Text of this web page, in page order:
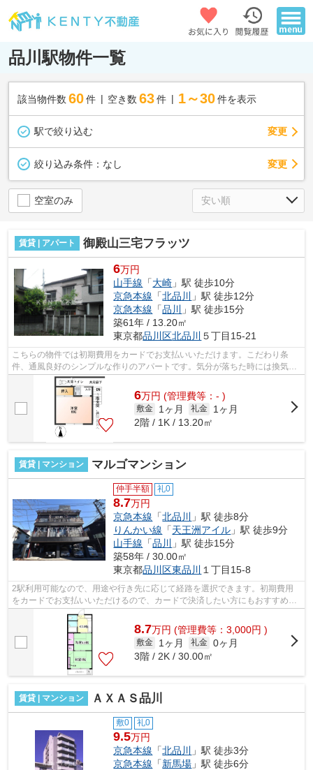
品川駅物件一覧
該当物件数 60件 空き数 63 件 1～30 件を表示
駅で絞り込む 変更
絞り込み条件： なし 変更
空室のみ
賃貸 | アパート 御殿山三宅フラッツ
6万円
山手線 「大崎 」駅 徒歩10分
京急本線 「北品川
」駅 徒歩12分
京急本線 「品川
」駅 徒歩15分
築61年 / 13.20㎡
東京都品川区北品川 ５丁目15-21
こちらの物件では初期費用をカードでお支払いいただけます。こだわり条
件、通風良好のシンプルな作りのアパートです。気分が落ちた時には換気で
リフレッシュしましょう。徒歩10分に駅...
6万円 (管理費等：- )
敷金 1ヶ月 礼金
1ヶ月
2階 / 1K / 13.20㎡
賃貸 | マンション マルゴマンション
仲手半額 礼0
8.7万円
京急本線 「北品川
」駅 徒歩8分
りんかい線 「天王洲アイル 」駅 徒歩9分
山手線 「品川
」駅 徒歩15分
築58年 / 30.00㎡
東京都品川区東品川 １丁目15-8
2駅利用可能なので、用途や行き先に応じて経路を選択できます。初期費用
をカードでお支払いいただけるので、カードで決済したい方にもおすすめで
す。造りとデザインに関して、自信をも...
8.7万円 (管理費等：3,000円 )
敷金 1ヶ月 礼金 0ヶ月
3階 / 2K / 30.00㎡
賃貸 | マンション ＡＸＡＳ品川
敷0 礼0
9.5万円
京急本線 「北品川
」駅 徒歩3分
京急本線 「新馬場 」駅 徒歩6分